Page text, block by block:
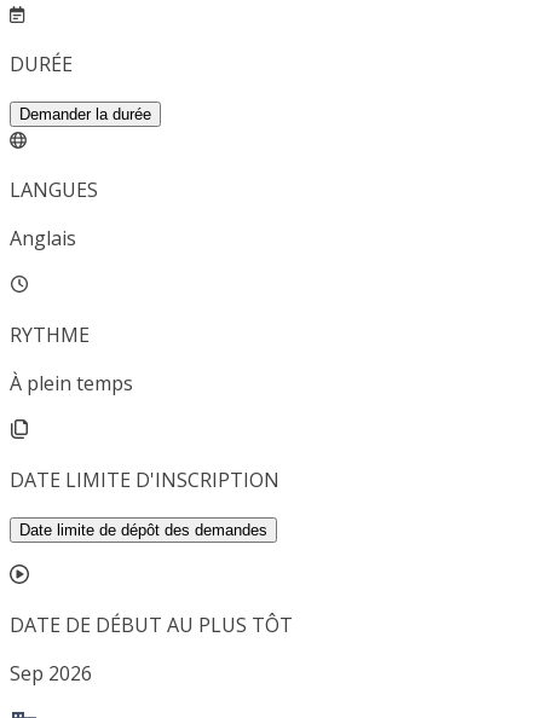
DURÉE
Demander la durée
LANGUES
Anglais
RYTHME
À plein temps
DATE LIMITE D'INSCRIPTION
Date limite de dépôt des demandes
DATE DE DÉBUT AU PLUS TÔT
Sep 2026